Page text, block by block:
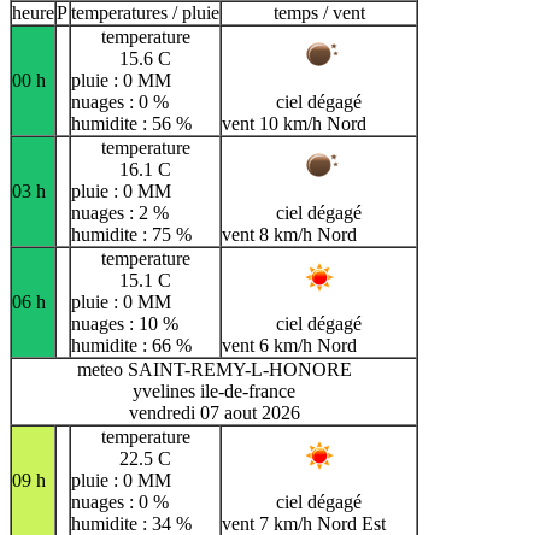
heurePtemperatures / pluie temps / vent
00 h
temperature
15.6 C
pluie : 0 MM
nuages : 0 %
humidite : 56 %
ciel dégagé
vent 10 km/h Nord
03 h
temperature
16.1 C
pluie : 0 MM
nuages : 2 %
humidite : 75 %
ciel dégagé
vent 8 km/h Nord
06 h
temperature
15.1 C
pluie : 0 MM
nuages : 10 %
humidite : 66 %
ciel dégagé
vent 6 km/h Nord
meteo SAINT-REMY-L-HONORE
yvelines ile-de-france
vendredi 07 aout 2026
09 h
temperature
22.5 C
pluie : 0 MM
nuages : 0 %
humidite : 34 %
ciel dégagé
vent 7 km/h Nord Est